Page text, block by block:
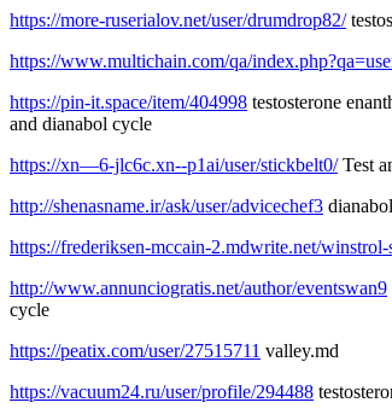
https://more-ruserialov.net/user/drumdrop82/
https://www.multichain.com/qa/
https://pin-it.space/item/404998 testosterone
and dianabol cycle
https://xn—6-jlc6c.xn--p1ai/user/stickbelt0/Test
http://shenasname.ir/ask/user/advicechef3
https://frederiksen-mccain-2.mdwrite.net/
http://www.annunciogratis.net/author/eventswan9
cycle
https://peatix.com/user/27515711 valley.md
https://vacuum24.ru/user/profile/294488